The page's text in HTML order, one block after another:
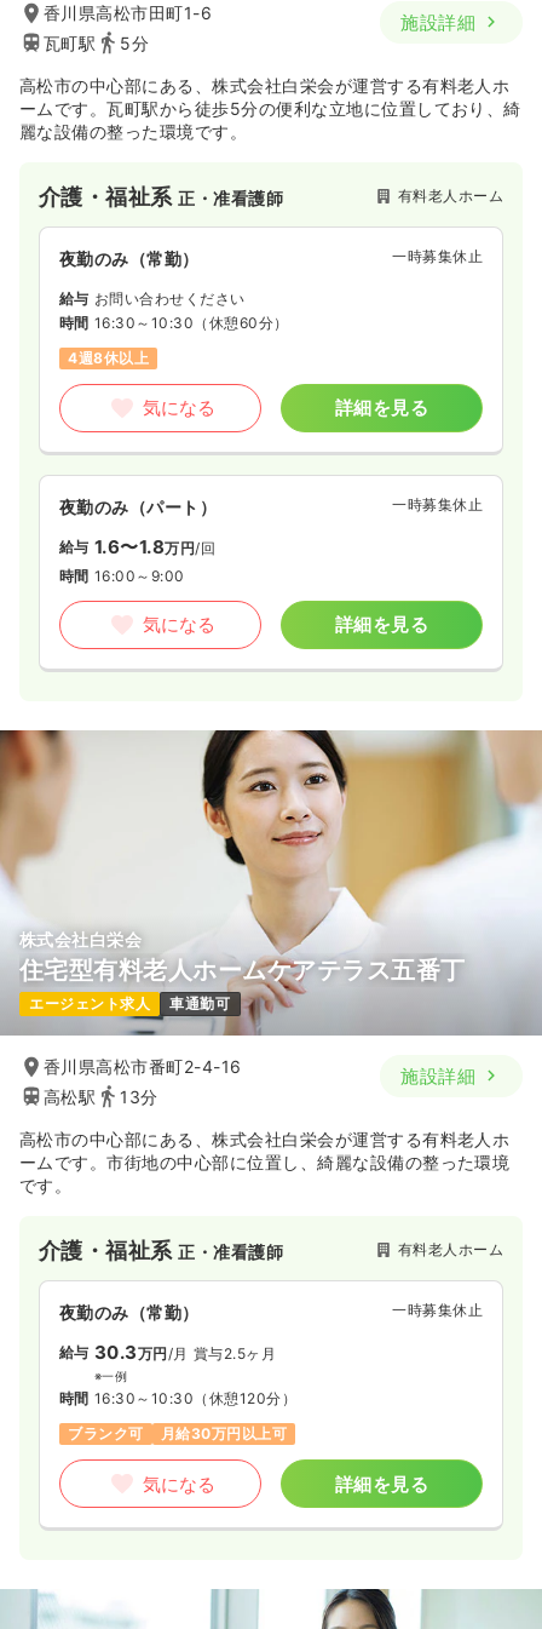
香川県高松市田町1-6
瓦町駅
5分
施設詳細
高松市の中心部にある、株式会社白栄会が運営する有料老人ホ
ームです。瓦町駅から徒歩5分の便利な立地に位置しており、綺
麗な設備の整った環境です。
介護・福祉系正・准看護師 有料老人ホーム
夜勤のみ（常勤） 一時募集休止
給与 お問い合わせください
時間 16:30～10:30 （休憩60分）
4週8休以上
気になる 詳細を見る
夜勤のみ（パート） 一時募集休止
給与 1.6〜1.8万円/回
時間 16:00～9:00
気になる 詳細を見る
株式会社白栄会
住宅型有料老人ホームケアテラス五番丁
エージェント求人 車通勤可
香川県高松市番町2-4-16
高松駅
13分
施設詳細
高松市の中心部にある、株式会社白栄会が運営する有料老人ホ
ームです。市街地の中心部に位置し、綺麗な設備の整った環境
です。
介護・福祉系正・准看護師 有料老人ホーム
夜勤のみ（常勤） 一時募集休止
給与 30.3万円 /月 賞与2.5ヶ月
※一例
時間 16:30～10:30 （休憩120分）
ブランク可
月給30万円以上可
気になる 詳細を見る